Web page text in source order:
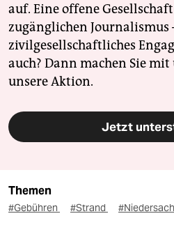
auf. Eine offene
zugänglichen Journalismus
zivilgesellschaftliches
auch? Dann machen Sie
unsere Aktion.
Jetzt
Themen
#Gebühren #Strand